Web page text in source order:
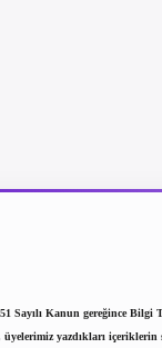
Sayılı Kanun gereğince
yazdıkları